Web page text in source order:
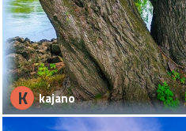
K kajano